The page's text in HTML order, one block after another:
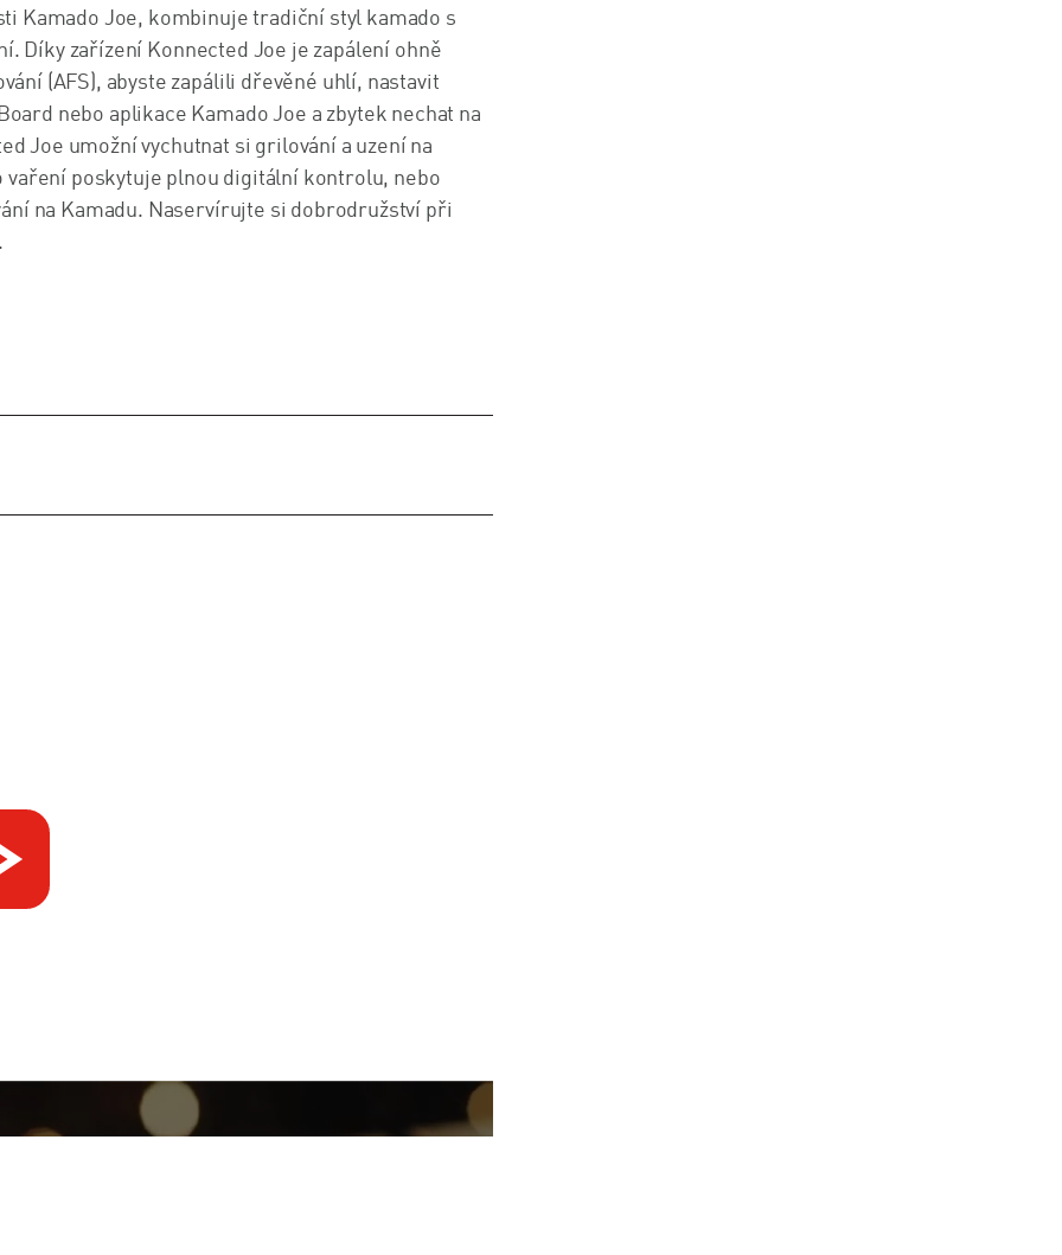
Kamado Joe, kombinuje tradiční styl kamado s
Díky zařízení Konnected Joe je zapálení ohně
(AFS), abyste zapálili dřevěné uhlí, nastavit
nebo aplikace Kamado Joe a zbytek nechat na
Joe umožní vychutnat si grilování a uzení na
vaření poskytuje plnou digitální kontrolu, nebo
na Kamadu. Naservírujte si dobrodružství při